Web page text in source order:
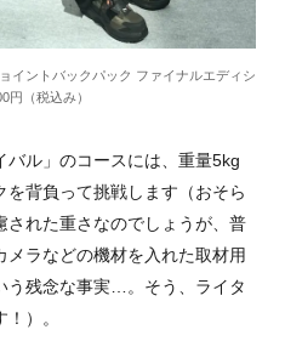
イントバックパック ファイナルエディシ
円（税込み）
バル」のコースには、重量5kg
背負って挑戦します（おそら
された重さなのでしょうが、普
ラなどの機材を入れた取材用
う残念な事実…。そう、ライタ
）。